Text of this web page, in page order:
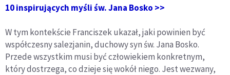
10 inspirujących myśli św. Jana Bosko >>
W tym kontekście Franciszek ukazał, jaki powinien być
współczesny salezjanin, duchowy syn św. Jana Bosko.
Przede wszystkim musi być człowiekiem konkretnym,
który dostrzega, co dzieje się wokół niego. Jest wezwany,